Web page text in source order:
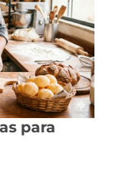
para